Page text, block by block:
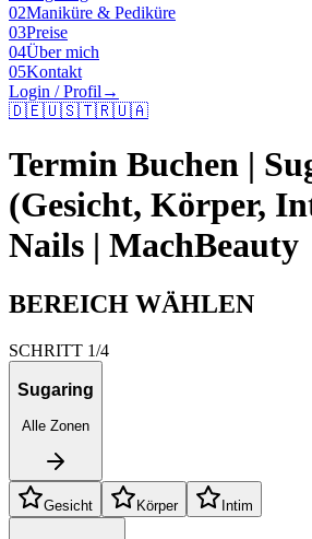
02Maniküre & Pediküre
03Preise
04Über mich
05Kontakt
Login / Profil →
🇩🇪🇺🇸🇹🇷🇺🇦
Termin Buchen |
(Gesicht, Körper,
Nails | MachBeauty
BEREICH WÄHLEN
SCHRITT 1/4
Sugaring
Alle Zonen
Gesicht Körper Intim